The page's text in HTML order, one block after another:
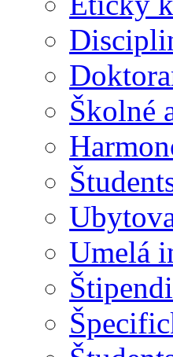
Školné
Umelá